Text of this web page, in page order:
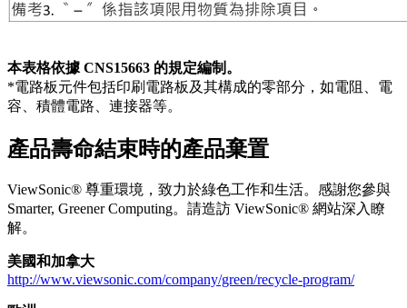
本表格依據 CNS15663 的規定編制。
*電路板元件包括印刷電路板及其構成的零部分，如電阻、電
容、積體電路、連接器等。
產品壽命結束時的產品棄置
ViewSonic® 尊重環境，致力於綠色工作和生活。感謝您參與
Smarter, Greener Computing。請造訪 ViewSonic® 網站深入瞭
解。
美國和加拿大
http://www.viewsonic.com/company/green/recycle-program/